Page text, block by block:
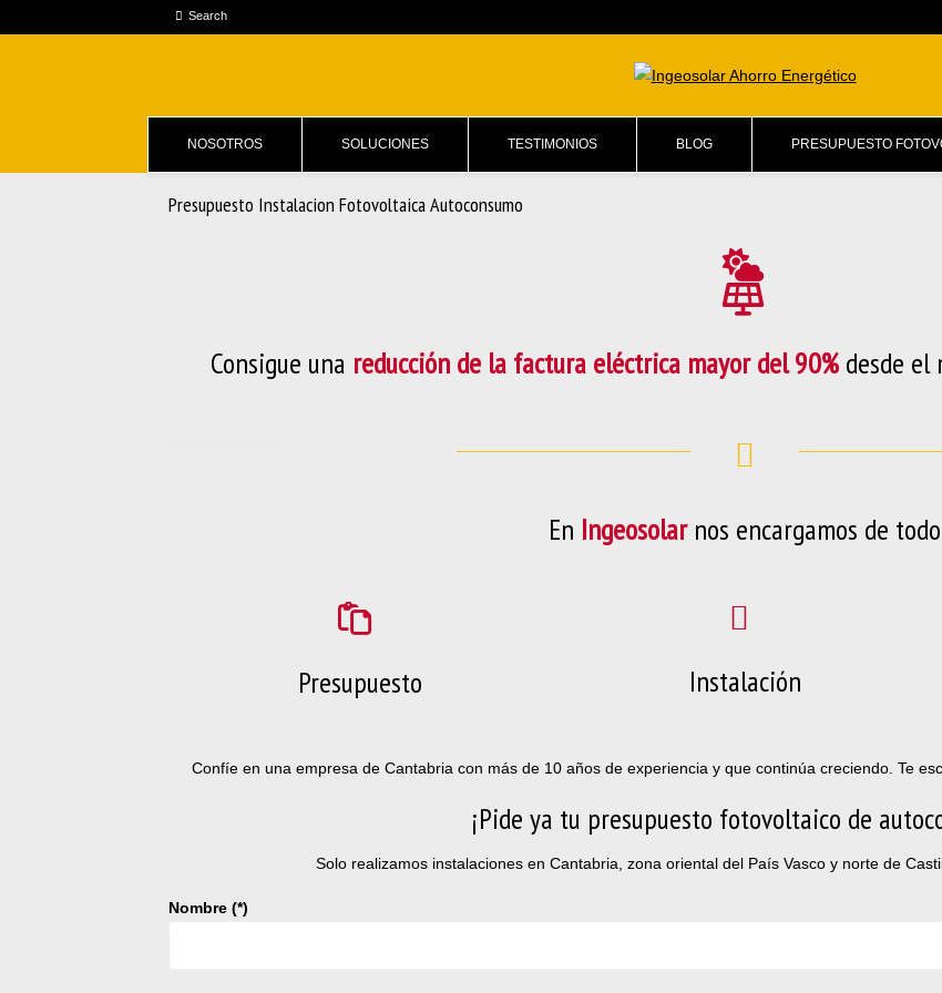
NOSOTROS SOLUCIONES TESTIMONIOS BLOG PRESUPUESTO
Presupuesto Instalacion Fotovoltaica Autoconsumo
Consigue una reducción de la factura eléctrica mayor del 90% desde el
En Ingeosolarnos encargamos de todo
Presupuesto Instalación
Confíe en una empresa de Cantabria con más de 10 años de experiencia y que continúa creciendo. Te
¡Pide ya tu presupuesto fotovoltaico de
Solo realizamos instalaciones en Cantabria, zona oriental del País Vasco y norte de
Nombre (*)